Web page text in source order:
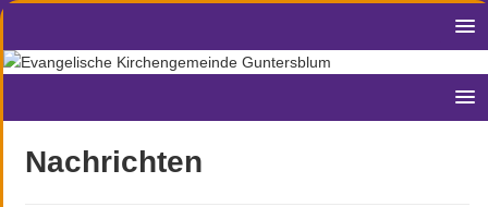
Nachrichten